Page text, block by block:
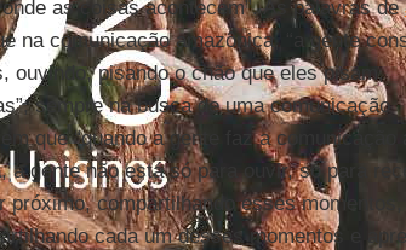
as coisas acontecem”. As palavras de
na comunicação amazônica, “a gente
ouvindo, pisando o chão que eles pisam,
sempre na busca de uma comunicação
que “quando a gente faz a comunicação
, a gente não está só para ouvir, só para
compartilhando esses momentos,
cada um desses momentos e